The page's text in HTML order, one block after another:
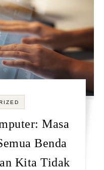
Masa
Benda
Kita Tidak